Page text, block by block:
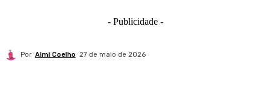
- Publicidade -
Por Almi Coelho 27 de maio de 2026